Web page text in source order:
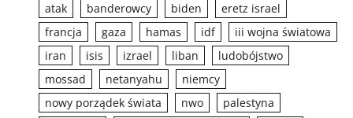
atak banderowcy biden
eretz israel
francja
gaza hamas idf
iii wojna światowa
iran
isis izrael liban
ludobójstwo
mossad
netanyahu
niemcy
nowy porządek świata
nwo
palestyna